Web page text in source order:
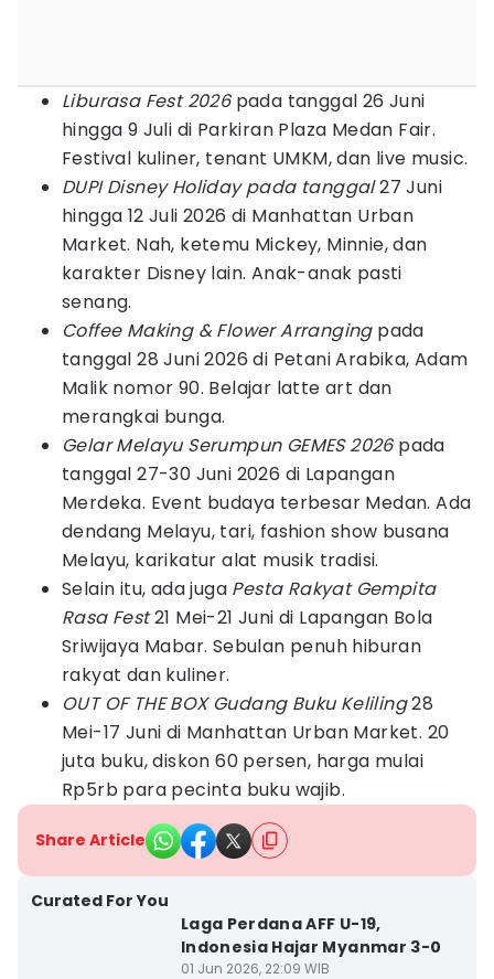
Liburasa Fest 2026pada tanggal 26 Juni
hingga 9 Juli di Parkiran Plaza Medan Fair.
Festival kuliner, tenant UMKM, dan live music.
DUPI Disney Holiday pada tanggal27 Juni
hingga 12 Juli 2026 di Manhattan Urban
Market. Nah, ketemu Mickey, Minnie, dan
karakter Disney lain. Anak-anak pasti
senang.
Coffee Making & Flower Arrangingpada
tanggal 28 Juni 2026 di Petani Arabika, Adam
Malik nomor 90. Belajar latte art dan
merangkai bunga.
Gelar Melayu Serumpun GEMES 2026pada
tanggal 27-30 Juni 2026 di Lapangan
Merdeka. Event budaya terbesar Medan. Ada
dendang Melayu, tari, fashion show busana
Melayu, karikatur alat musik tradisi.
Selain itu, ada juga Pesta Rakyat Gempita
Rasa Fest21 Mei-21 Juni di Lapangan Bola
Sriwijaya Mabar. Sebulan penuh hiburan
rakyat dan kuliner.
OUT OF THE BOX Gudang Buku Keliling28
Mei-17 Juni di Manhattan Urban Market. 20
juta buku, diskon 60 persen, harga mulai
Rp5rb para pecinta buku wajib.
Share Article
Curated For You
Laga Perdana AFF U-19,
Indonesia Hajar Myanmar 3-0
01 Jun 2026, 22:09 WIB